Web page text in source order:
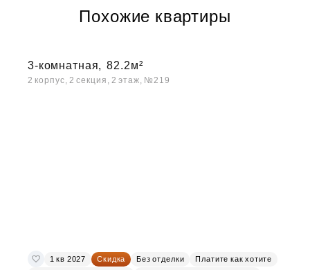
Похожие квартиры
3-комнатная, 82.2м²
2 корпус, 2 секция, 2 этаж, №219
1 кв 2027 Скидка Без отделки
Платите как хотите